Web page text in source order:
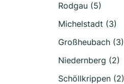
Rodgau (5)
Michelstadt (3)
Großheubach (3)
Niedernberg (2)
Schöllkrippen (2)